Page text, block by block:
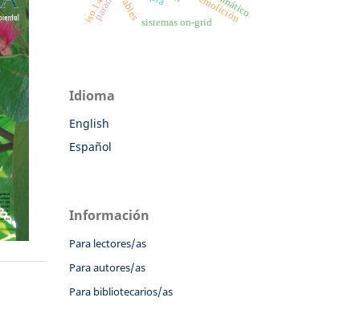
sistemas on-grid
Idioma
English
Español
Información
Para lectores/as
Para autores/as
Para bibliotecarios/as